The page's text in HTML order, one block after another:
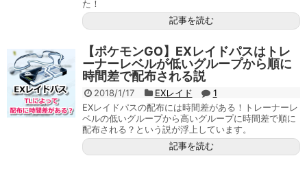
た！
記事を読む
【ポケモンGO】EXレイドパスはトレ
ーナーレベルが低いグループから順に
時間差で配布される説
2018/1/17 EXレイド
1
EXレイドパスの配布には時間差がある！トレーナーレ
ベルの低いグループから高いグループに時間差で順に
配布される？という説が浮上しています。
記事を読む